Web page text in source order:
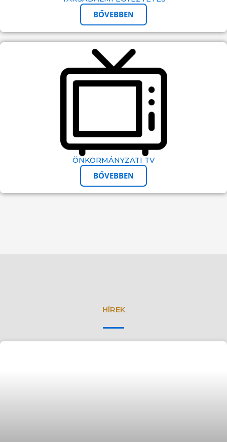
BŐVEBBEN
ÖNKORMÁNYZATI TV
BŐVEBBEN
HÍREK